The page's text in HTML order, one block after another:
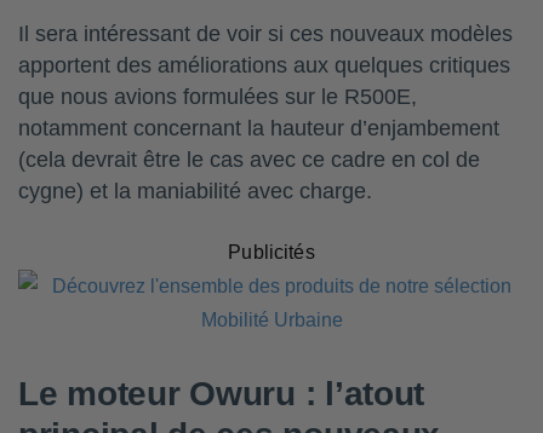
Il sera intéressant de voir si ces nouveaux modèles
apportent des améliorations aux quelques critiques
que nous avions formulées sur le R500E,
notamment concernant la hauteur d’enjambement
(cela devrait être le cas avec ce cadre en col de
cygne) et la maniabilité avec charge.
Publicités
Le moteur Owuru : l’atout